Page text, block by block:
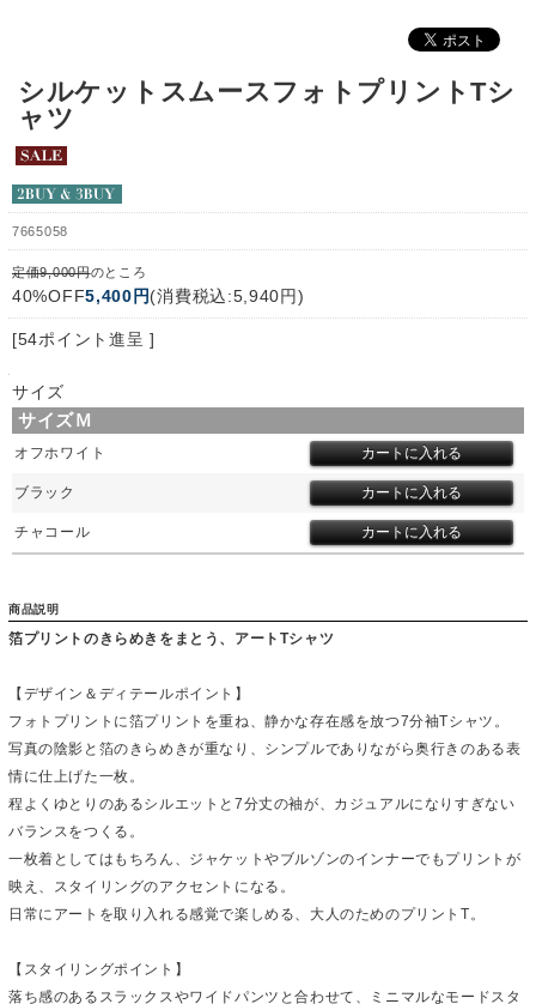
シルケットスムースフォトプリントTシ
ャツ
7665058
定価9,000円のところ
40%OFF5,400円(消費税込:5,940円)
[54ポイント進呈 ]
サイズ
サイズＭ
オフホワイト
ブラック
チャコール
商品説明
箔プリントのきらめきをまとう、アートTシャツ
【デザイン＆ディテールポイント】
フォトプリントに箔プリントを重ね、静かな存在感を放つ7分袖Tシャツ。
写真の陰影と箔のきらめきが重なり、シンプルでありながら奥行きのある表
情に仕上げた一枚。
程よくゆとりのあるシルエットと7分丈の袖が、カジュアルになりすぎない
バランスをつくる。
一枚着としてはもちろん、ジャケットやブルゾンのインナーでもプリントが
映え、スタイリングのアクセントになる。
日常にアートを取り入れる感覚で楽しめる、大人のためのプリントT。
【スタイリングポイント】
落ち感のあるスラックスやワイドパンツと合わせて、ミニマルなモードスタ